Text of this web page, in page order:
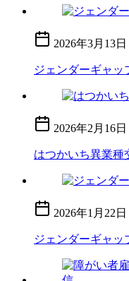
2026年3月13日
ジェンダーギャ
2026年2月16日
はつかいち異業種
2026年1月22日
ジェンダーギャッ